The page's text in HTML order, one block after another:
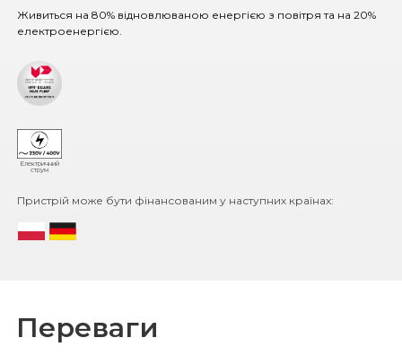
Живиться на 80% відновлюваною енергією з повітря та на 20%
електроенергією.
Електричний
струм
Пристрій може бути фінансованим у наступних країнах:
Переваги